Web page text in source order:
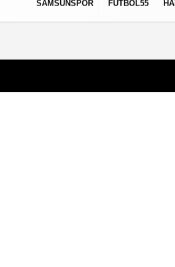
SAMSUNSPOR FUTBOL55